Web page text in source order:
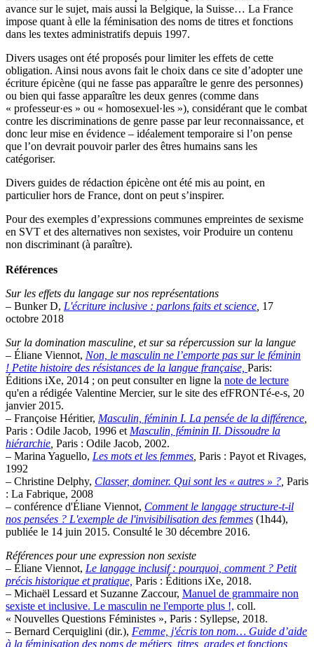
avance sur le sujet, mais aussi la Belgique, la Suisse… La France
impose quant à elle la féminisation des noms de titres et fonctions
dans les textes administratifs depuis 1997.
Divers usages ont été proposés pour limiter les effets de cette
obligation. Ainsi nous avons fait le choix dans ce site d’adopter une
écriture épicène (qui ne fasse pas apparaître le genre des personnes)
ou bien qui fasse apparaître les deux genres (comme dans
« professeur·es » ou « homosexuel·les »), considérant que le combat
contre les discriminations de genre passe par leur reconnaissance, et
donc leur mise en évidence – idéalement temporaire si l’on pense
que l’on devrait pouvoir parler des êtres humains sans les
catégoriser.
Divers guides de rédaction épicène ont été mis au point, en
particulier hors de France, dont on peut s’inspirer.
Pour des exemples d’expressions communes empreintes de sexisme
en SVT et des alternatives non sexistes, voir Produire un contenu
non discriminant (à paraître).
Références
Sur les effets du langage sur nos représentations
– Bunker D, L'écriture inclusive : parlons faits et science 17
octobre 2018
Sur la domination masculine, et sur sa répercussion sur la langue
– Éliane Viennot, Non, le masculin ne l’emporte pas sur le féminin
! Petite histoire des résistances de la langue française, Paris:
Éditions iXe, 2014 ; on peut consulter en ligne la note de lecture
qu'en a rédigée Valentine Mercier, sur le site des efFRONTé-e-s, 20
janvier 2015.
– Françoise Héritier, Masculin, féminin I. La pensée de la différence
Paris : Odile Jacob, 1996 et Masculin, féminin II. Dissoudre la
hiérarchie Paris : Odile Jacob, 2002.
– Marina Yaguello, Les mots et les femmes Paris : Payot et Rivages,
1992
– Christine Delphy, Classer, dominer. Qui sont les « autres » ? Paris
: La Fabrique, 2008
– conférence d'Éliane Viennot, Comment le langage structure-t-il
nos pensées ? L'exemple de l'invisibilisation des femmes (1h44),
publiée le 14 juin 2015. Consulté le 30 décembre 2016.
Références pour une expression non sexiste
– Éliane Viennot, Le langage inclusif : pourquoi, comment ? Petit
précis historique et pratique, Paris : Éditions iXe, 2018.
– Michaël Lessard et Suzanne Zaccour, Manuel de grammaire non
sexiste et inclusive. Le masculin ne l'emporte plus !, coll.
« Nouvelles Questions Féministes », Paris : Syllepse, 2018.
– Bernard Cerquiglini (dir.), Femme, j'écris ton nom… Guide d’aide
à la féminisation des noms de métiers, titres, grades et fonctions